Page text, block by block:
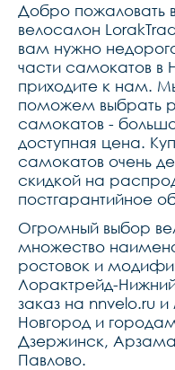
Добро пожаловать
велосалон
вам нужно
части самокатов в
приходите к нам.
поможем выбрать
самокатов -
доступная цена.
самокатов очень
скидкой на
постгарантийное
Огромный выбор
множество
ростовок и
Лорактрейд-
заказ на nnvelo.ru
Новгород и
Дзержинск,
Павлово.